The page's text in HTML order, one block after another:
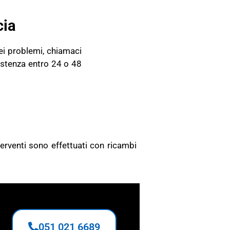
problemi, chiamaci
entro 24 o 48
sono effettuati con ricambi
051 021 6689